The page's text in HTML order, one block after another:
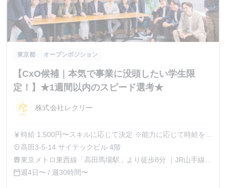
東京都 オープンポジション
【CxO候補｜本気で事業に没頭したい学生限
定！】★1週間以内のスピード選考★
株式会社レクリー
currency_yen 時給 1,500円〜スキルに応じて決定 ※能力に応じて時給を都
度相談可能、成果が時給に直結する環境 ※インターン生に
対して年収1000万円オファーをした実績あり
place 高田3-5-14 サイテックビル 4階
train東京メトロ東西線「高田馬場駅」より徒歩8分 ｜JR山手線
「高田馬場駅」より徒歩9分
calendar_today週4日〜 / 週30時間〜